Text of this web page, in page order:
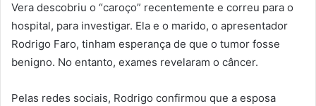
Vera descobriu o “caroço” recentemente e correu para o
hospital, para investigar. Ela e o marido, o apresentador
Rodrigo Faro, tinham esperança de que o tumor fosse
benigno. No entanto, exames revelaram o câncer.
Pelas redes sociais, Rodrigo confirmou que a esposa